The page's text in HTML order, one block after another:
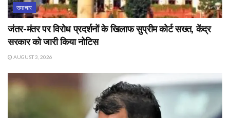
समाचार
जंतर-मंतर पर विरोध प्रदर्शनों के खिलाफ सुप्रीम कोर्ट सख्त, केंद्र
सरकार को जारी किया नोटिस
AUGUST 3, 2026